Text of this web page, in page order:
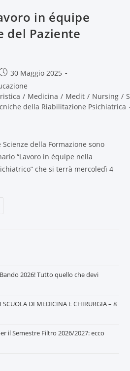
in équipe
del Paziente
30 Maggio 2025
/ Medicina / Medit / Nursing /
della Riabilitazione Psichiatrica
della Formazione sono
“Lavoro in équipe nella
che si terrà mercoledì 4
2026! Tutto quello che devi
DI MEDICINA E CHIRURGIA – 8
il Semestre Filtro 2026/2027: ecco